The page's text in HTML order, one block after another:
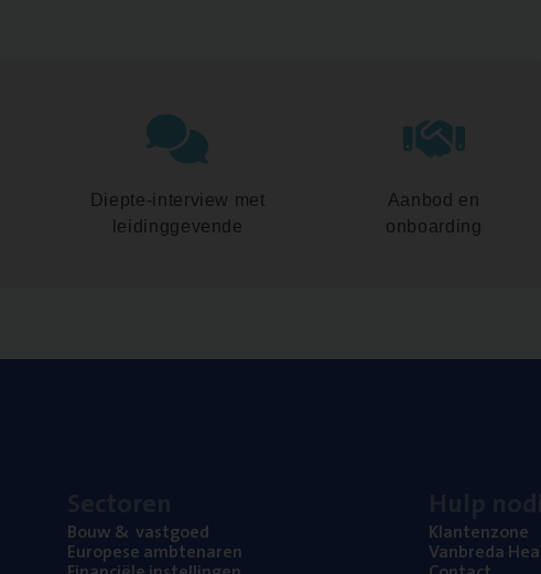
Diepte-interview met
leidinggevende
Aanbod en
onboarding
Bouw& vastgoed
Euro­pe­se ambtenaren
Klan­ten­zo­ne
Van­b­re­da